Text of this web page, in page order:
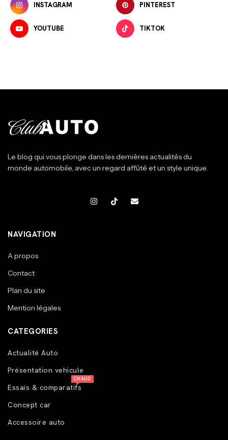
INSTAGRAM PINTEREST
YOUTUBE TIKTOK
Le blog qui vous plonge dans les dernières actualités du
monde automobile, avec un regard affûté et un style unique.
NAVIGATION
A propos
Contact
Plan du site
Mention légales
CATEGORIES
Actualité Auto
Présentation vehicule
Essais & comparatifs
CHAUD
Concept car
Accessoire auto